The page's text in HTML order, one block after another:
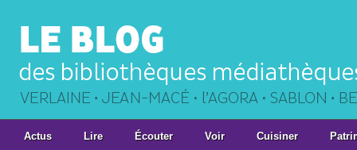
Actus Lire Écouter Voir Cuisiner